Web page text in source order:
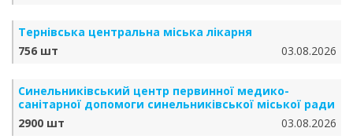
Тернівська центральна міська лікарня
756 шт
03.08.2026
Синельниківський центр первинної медико-
санітарної допомоги синельниківської міської ради
2900 шт
03.08.2026